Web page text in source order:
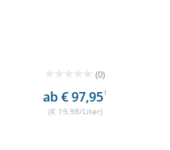
(0)
ab € 97,951
(€ 19,98/Liter)